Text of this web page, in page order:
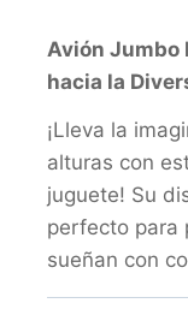
Avión Jumbo
hacia la
¡Lleva la
alturas con
juguete! Su
perfecto para
sueñan con